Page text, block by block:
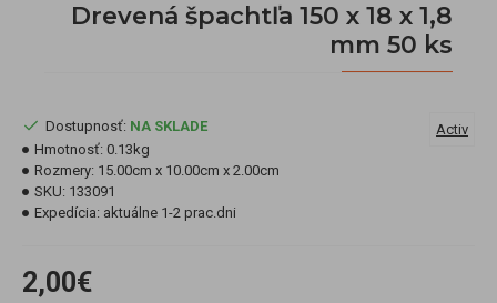
Drevená špachtľa 150 x 18 x 1,8
mm 50 ks
2,00€
Dostupnosť: NA SKLADE
Hmotnosť: 0.13kg
Rozmery: 15.00cm x 10.00cm x 2.00cm
SKU: 133091
Expedícia: aktuálne 1-2 prac.dni
Activ